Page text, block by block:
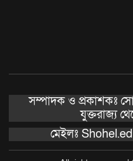
সম্পাদক ও প্রকাশকঃ
যুক্তরাজ্য
মেইলঃ